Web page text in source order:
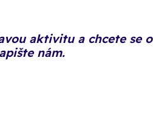
aktivitu a chcete se o
nám.